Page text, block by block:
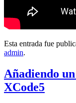
Esta entrada fue
admin.
Añadiendo
XCode5